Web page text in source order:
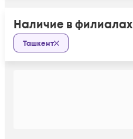
Наличие в филиалах
Ташкент